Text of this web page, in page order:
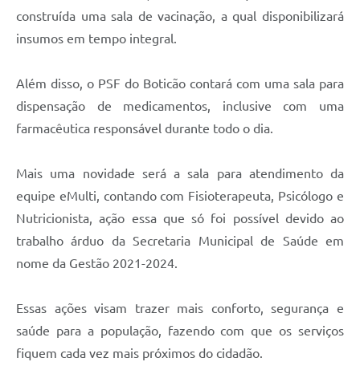
construída uma sala de vacinação, a qual disponibilizará
insumos em tempo integral.
Além disso, o PSF do Boticão contará com uma sala para
dispensação de medicamentos, inclusive com uma
farmacêutica responsável durante todo o dia.
Mais uma novidade será a sala para atendimento da
equipe eMulti, contando com Fisioterapeuta, Psicólogo e
Nutricionista, ação essa que só foi possível devido ao
trabalho árduo da Secretaria Municipal de Saúde em
nome da Gestão 2021-2024.
Essas ações visam trazer mais conforto, segurança e
saúde para a população, fazendo com que os serviços
fiquem cada vez mais próximos do cidadão.